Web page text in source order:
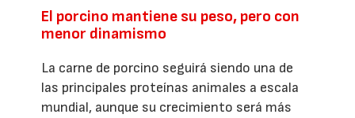
El porcino mantiene su peso, pero con
menor dinamismo
La carne de porcino seguirá siendo una de
las principales proteínas animales a escala
mundial, aunque su crecimiento será más